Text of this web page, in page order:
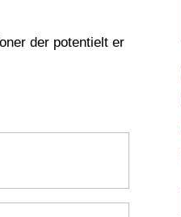
der potentielt er